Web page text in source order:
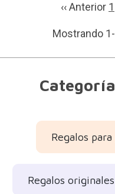
‹‹ Anterior 1
Mostrando
Regalos
Regalos